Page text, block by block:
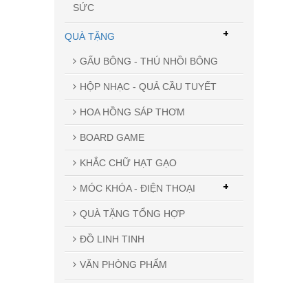
SỨC
QUÀ TẶNG
GẤU BÔNG - THÚ NHỒI BÔNG
HỘP NHẠC - QUẢ CẦU TUYẾT
HOA HỒNG SÁP THƠM
BOARD GAME
KHẮC CHỮ HẠT GẠO
MÓC KHÓA - ĐIỆN THOẠI +
QUÀ TẶNG TỔNG HỢP
ĐỒ LINH TINH
VĂN PHÒNG PHẨM
+